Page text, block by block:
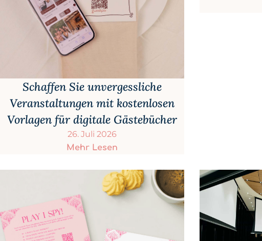
Schaffen Sie unvergessliche
Veranstaltungen mit kostenlosen
Vorlagen für digitale Gästebücher
26. Juli 2026
Mehr Lesen